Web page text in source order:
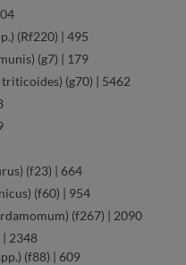
(Rf220) | 495
(g7) | 179
(g70) | 5462
(f23) | 664
(f60) | 954
(f267) | 2090
| 2348
(f88) | 609